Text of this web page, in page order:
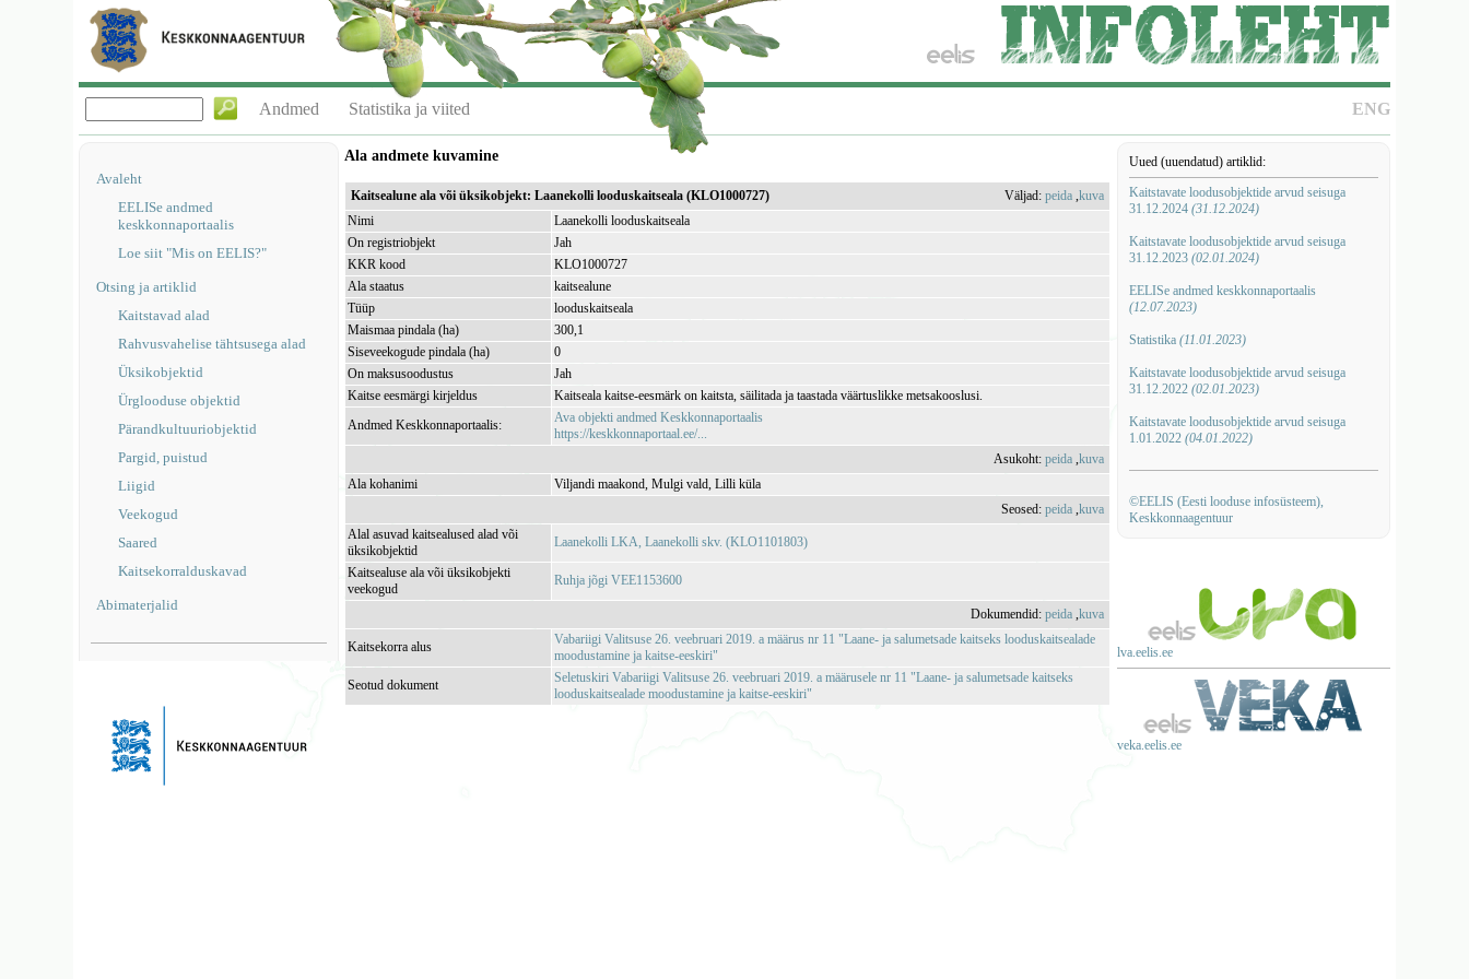
ENG
Andmed Statistika ja viited
Avaleht
EELISe andmed
keskkonnaportaalis
Loe siit "Mis on EELIS?"
Otsing ja artiklid
Kaitstavad alad
Rahvusvahelise tähtsusega alad
Üksikobjektid
Ürglooduse objektid
Pärandkultuuriobjektid
Pargid, puistud
Liigid
Veekogud
Saared
Kaitsekorralduskavad
Abimaterjalid
Uued (uuendatud) artiklid:
Kaitstavate loodusobjektide arvud seisuga
31.12.2024 (31.12.2024)
Kaitstavate loodusobjektide arvud seisuga
31.12.2023 (02.01.2024)
EELISe andmed keskkonnaportaalis
(12.07.2023)
Statistika (11.01.2023)
Kaitstavate loodusobjektide arvud seisuga
31.12.2022 (02.01.2023)
Kaitstavate loodusobjektide arvud seisuga
1.01.2022 (04.01.2022)
©EELIS (Eesti looduse infosüsteem),
Keskkonnaagentuur
lva.eelis.ee
veka.eelis.ee
Ala andmete kuvamine
Kaitsealune ala või üksikobjekt: Laanekolli looduskaitseala (KLO1000727) Väljad:peida ,kuva
Nimi
Laanekolli looduskaitseala
On registriobjekt
Jah
KKR kood
KLO1000727
Ala staatus
kaitsealune
Tüüp
looduskaitseala
Maismaa pindala (ha)
300,1
Siseveekogude pindala (ha)
0
On maksusoodustus
Jah
Kaitse eesmärgi kirjeldus
Kaitseala kaitse-eesmärk on kaitsta, säilitada ja taastada väärtuslikke metsakooslusi.
Andmed Keskkonnaportaalis:
Ava objekti andmed Keskkonnaportaalis
https://keskkonnaportaal.ee/...
Asukoht:peida ,kuva
Ala kohanimi
Viljandi maakond, Mulgi vald, Lilli küla
Seosed:peida ,kuva
Alal asuvad kaitsealused alad või
üksikobjektid
Laanekolli LKA, Laanekolli skv. (KLO1101803)
Kaitsealuse ala või üksikobjekti
veekogud
Ruhja jõgi VEE1153600
Dokumendid:peida ,kuva
Kaitsekorra alus
Vabariigi Valitsuse 26. veebruari 2019. a määrus nr 11 "Laane- ja salumetsade kaitseks looduskaitsealade
moodustamine ja kaitse-eeskiri"
Seotud dokument
Seletuskiri Vabariigi Valitsuse 26. veebruari 2019. a määrusele nr 11 "Laane- ja salumetsade kaitseks
looduskaitsealade moodustamine ja kaitse-eeskiri"